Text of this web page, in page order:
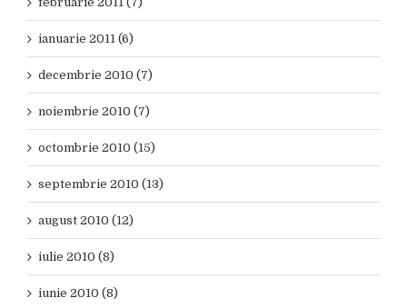
ianuarie 2011 (6)
decembrie 2010 (7)
noiembrie 2010 (7)
octombrie 2010 (15)
septembrie 2010 (13)
august 2010 (12)
iulie 2010 (8)
iunie 2010 (8)